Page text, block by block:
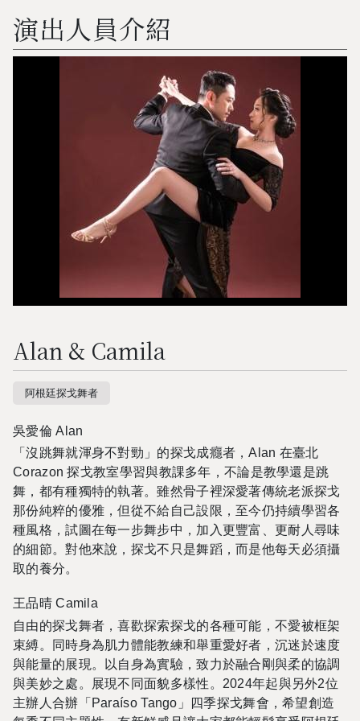
演出人員介紹
Alan & Camila
阿根廷探⼽舞者
吳愛倫 Alan
「沒跳舞就渾⾝不對勁」的探⼽成癮者，Alan 在臺北
Corazon 探⼽教室學習與教課多年，不論是教學還是跳
舞，都有種獨特的執著。雖然骨⼦裡深愛著傳統老派探⼽
那份純粹的優雅，但從不給⾃⼰設限，⾄今仍持續學習各
種風格，試圖在每⼀步舞步中，加入更豐富、更耐⼈尋味
的細節。對他來說，探⼽不只是舞蹈，⽽是他每天必須攝
取的養分。
王品晴 Camila
⾃由的探⼽舞者，喜歡探索探⼽的各種可能，不愛被框架
束縛。同時⾝為肌⼒體能教練和舉重愛好者，沉迷於速度
與能量的展現。以⾃⾝為實驗，致⼒於融合剛與柔的協調
與美妙之處。展現不同⾯貌多樣性。2024年起與另外2位
主辦⼈合辦「Paraíso Tango」四季探⼽舞會，希望創造